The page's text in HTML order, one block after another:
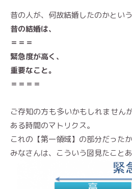
昔の人が、何故結婚したのかという
昔の結婚は、
＝＝＝
緊急度が高く、
重要なこと。
＝＝＝＝
ご存知の方も多いかもしれません
ある時間のマトリクス。
これの【第一領域】の部分だったか
みなさんは、こういう図見たこと